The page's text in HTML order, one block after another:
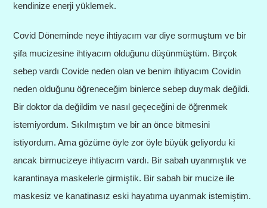
kendinize enerji yüklemek.
Covid Döneminde neye ihtiyacım var diye sormuştum ve bir
şifa mucizesine ihtiyacım olduğunu düşünmüştüm. Birçok
sebep vardı Covide neden olan ve benim ihtiyacım Covidin
neden olduğunu öğreneceğim binlerce sebep duymak değildi.
Bir doktor da değildim ve nasıl geçeceğini de öğrenmek
istemiyordum. Sıkılmıştım ve bir an önce bitmesini
istiyordum. Ama gözüme öyle zor öyle büyük geliyordu ki
ancak birmucizeye ihtiyacım vardı. Bir sabah uyanmıştık ve
karantinaya maskelerle girmiştik. Bir sabah bir mucize ile
maskesiz ve kanatinasız eski hayatıma uyanmak istemiştim.